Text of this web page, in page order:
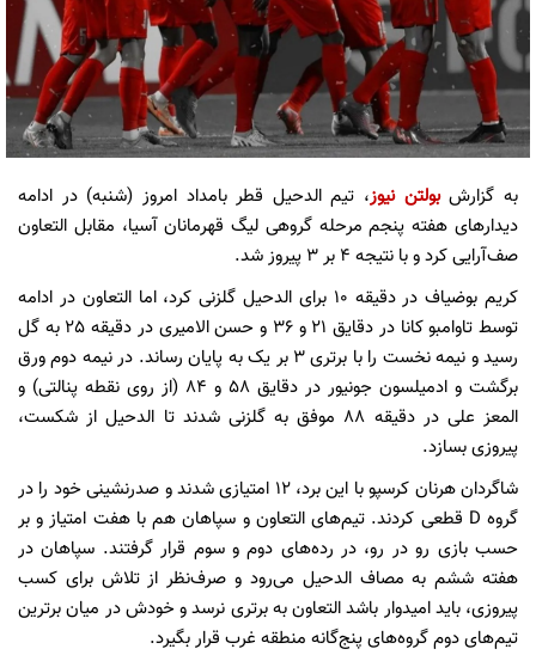
به گزارشبولتن نیوز، تیم الدحیل قطر بامداد امروز (شنبه) در ادامه
دیدارهای هفته پنجم مرحله گروهی لیگ قهرمانان آسیا، مقابل التعاون
صف‌آرایی کرد و با نتیجه 4 بر 3 پیروز شد.
کریم بوضیاف در دقیقه 10 برای الدحیل گلزنی کرد، اما التعاون در ادامه
توسط تاوامبو کانا در دقایق 21 و 36 و حسن الامیری در دقیقه 25 به گل
رسید و نیمه نخست را با برتری 3 بر یک به پایان رساند. در نیمه دوم ورق
برگشت و ادمیلسون جونیور در دقایق 58 و 84 (از روی نقطه پنالتی) و
المعز علی در دقیقه 88 موفق به گلزنی شدند تا الدحیل از شکست،
پیروزی بسازد.
شاگردان هرنان کرسپو با این برد، 12 امتیازی شدند و صدرنشینی خود را در
گروه D قطعی کردند. تیم‌های التعاون و سپاهان هم با هفت امتیاز و بر
حسب بازی رو در رو، در رده‌های دوم و سوم قرار گرفتند. سپاهان در
هفته ششم به مصاف الدحیل می‌رود و صرف‌نظر از تلاش برای کسب
پیروزی، باید امیدوار باشد التعاون به برتری نرسد و خودش در میان برترین
تیم‌های دوم گروه‌های پنج‌گانه منطقه غرب قرار بگیرد.